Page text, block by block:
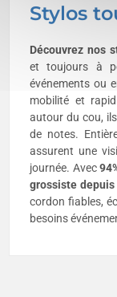
Stylos
Découvrez nos
et toujours à
événements ou
mobilité et
autour du cou,
de notes.
assurent une
journée. Avec
grossiste depuis
cordon fiables,
besoins